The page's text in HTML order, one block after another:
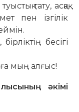
тату, асқақ
пен ізгілік
бесігі
мың алғыс!
әкімі